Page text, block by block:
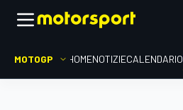
MOTOGP HOMENOTIZIECALENDARIO